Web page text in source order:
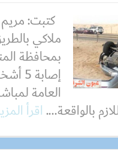
كتبت:
ملاكي
بمحافظة
العامة
بالواقعة....اقرأ